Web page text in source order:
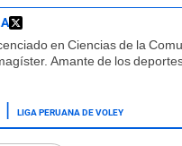
en Ciencias de la
Amante de los
LIGA PERUANA DE VOLEY